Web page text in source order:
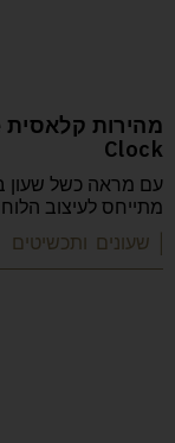
Clock
עם מראה כשל שעון
מתייחס לעיצוב
| שעונים ותכשיטים